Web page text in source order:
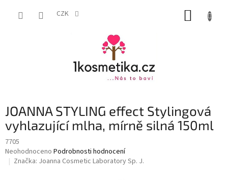
CZK
JOANNA STYLING effect Stylingová
vyhlazující mlha, mírně silná 150ml
7705
Průměrné
hodnocení
Neohodnoceno Podrobnosti hodnocení
Značka: Joanna Cosmetic Laboratory Sp. J.